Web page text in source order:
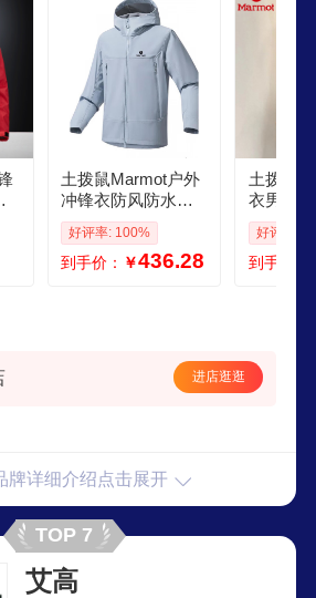
土拨鼠Marmot户外
冲锋衣防风防水透
气登山服情侣夹克
上衣 冰川蓝 S
好评率: 100%
到手价： ￥436.28
土拨鼠
衣男士
风防水
外登山
色 2XL
好评率:
到手价：
进店逛逛
牌详细介绍点击展开
TOP 7
艾高